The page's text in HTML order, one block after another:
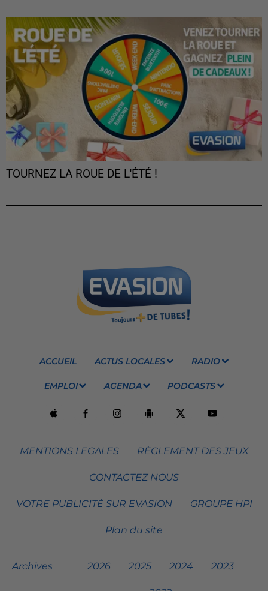
TOURNEZ LA ROUE DE L'ÉTÉ !
ACCUEIL ACTUS LOCALES RADIO
EMPLOI AGENDA PODCASTS
MENTIONS LEGALES RÈGLEMENT DES JEUX
CONTACTEZ NOUS
VOTRE PUBLICITÉ SUR EVASION GROUPE HPI
Plan du site
Archives 2026 2025 2024 2023